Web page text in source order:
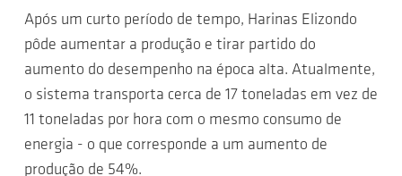
Após um curto período de tempo, Harinas Elizondo
pôde aumentar a produção e tirar partido do
aumento do desempenho na época alta. Atualmente,
o sistema transporta cerca de 17 toneladas em vez de
11 toneladas por hora com o mesmo consumo de
energia - o que corresponde a um aumento de
produção de 54%.